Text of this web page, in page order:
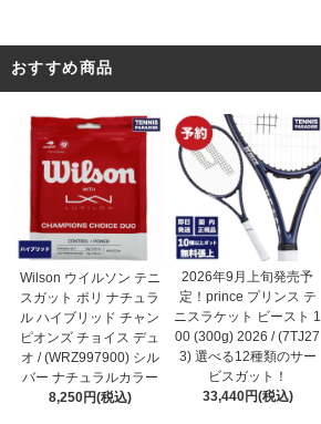
おすすめ商品
Wilson ウイルソン テニ
スガット ポリ ナチュラ
ル ハイブリッド チャン
ピオンズ チョイス デュ
オ / (WRZ997900) シル
バー ナチュラルカラー
8,250円(税込)
2026年9月上旬発売予
定！prince プリンス テ
ニスラケット ビースト 1
00 (300g) 2026 / (7TJ27
3) 選べる12種類のサー
ビスガット！
33,440円(税込)